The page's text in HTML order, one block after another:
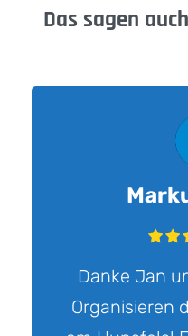
Das sagen
Danke Jan
Organisieren